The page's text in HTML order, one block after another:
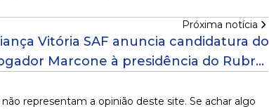
Próxima notícia
Vitória SAF anuncia candidatura do
Marcone à presidência do Rubro-
representam a opinião deste site. Se achar algo